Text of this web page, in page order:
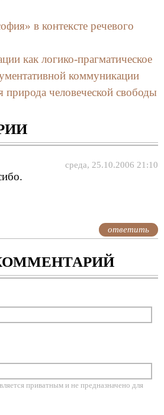
в контексте речевого
как логико-прагматическое
коммуникации
природа человеческой свободы
среда, 25.10.2006 21:10
ответить
приватным и не предназначено для